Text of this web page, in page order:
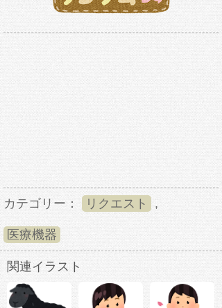
カテゴリー： リクエスト ,
医療機器
関連イラスト